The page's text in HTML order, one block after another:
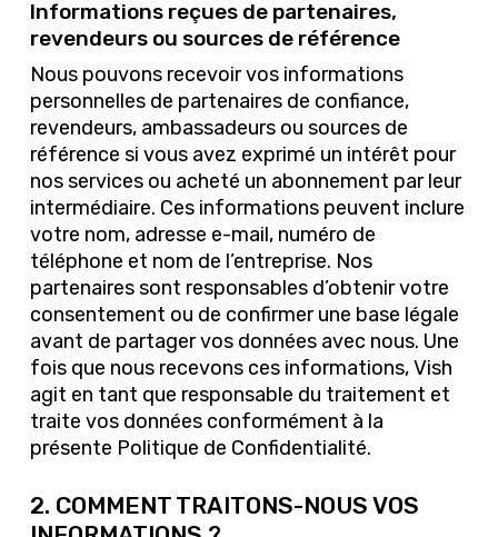
Informations reçues de partenaires,
revendeurs ou sources de référence
Nous pouvons recevoir vos informations
personnelles de partenaires de confiance,
revendeurs, ambassadeurs ou sources de
référence si vous avez exprimé un intérêt pour
nos services ou acheté un abonnement par leur
intermédiaire. Ces informations peuvent inclure
votre nom, adresse e-mail, numéro de
téléphone et nom de l’entreprise. Nos
partenaires sont responsables d’obtenir votre
consentement ou de confirmer une base légale
avant de partager vos données avec nous. Une
fois que nous recevons ces informations, Vish
agit en tant que responsable du traitement et
traite vos données conformément à la
présente Politique de Confidentialité.
2. COMMENT TRAITONS-NOUS VOS